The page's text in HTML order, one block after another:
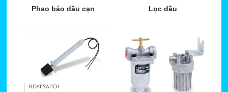
Phao báo dầu cạn Lọc dầu